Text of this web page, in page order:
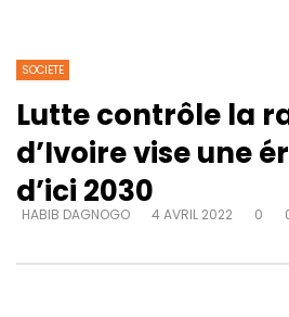
SOCIETE
Lutte contrôle la
d’Ivoire vise une
d’ici 2030
HABIB DAGNOGO 4 AVRIL 2022 0